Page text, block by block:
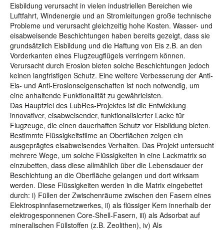
Eisbildung verursacht in vielen industriellen Bereichen wie
Luftfahrt, Windenergie und an Stromleitungen große technische
Probleme und verursacht gleichzeitig hohe Kosten. Wasser- und
eisabweisende Beschichtungen haben bereits gezeigt, dass sie
grundsätzlich Eisbildung und die Haftung von Eis z.B. an den
Vorderkanten eines Flugzeugflügels verringern können.
Verursacht durch Erosion bieten solche Beschichtungen jedoch
keinen langfristigen Schutz. Eine weitere Verbesserung der Anti-
Eis- und Anti-Erosionseigenschaften ist noch notwendig, um
eine anhaltende Funktionalität zu gewährleisten.
Das Hauptziel des LubRes-Projektes ist die Entwicklung
innovativer, eisabweisender, funktionalisierter Lacke für
Flugzeuge, die einen dauerhaften Schutz vor Eisbildung bieten.
Bestimmte Flüssigkeitsfilme an Oberflächen zeigen ein
ausgeprägtes eisabweisendes Verhalten. Das Projekt untersucht
mehrere Wege, um solche Flüssigkeiten in eine Lackmatrix so
einzubetten, dass diese allmählich über die Lebensdauer der
Beschichtung an die Oberfläche gelangen und dort wirksam
werden. Diese Flüssigkeiten werden in die Matrix eingebettet
durch: i) Füllen der Zwischenräume zwischen den Fasern eines
Elektrospinnfasernetzwerkes, ii) als flüssiger Kern innerhalb der
elektrogesponnenen Core-Shell-Fasern, iii) als Adsorbat auf
mineralischen Füllstoffen (z.B. Zeolithen), iv) Als